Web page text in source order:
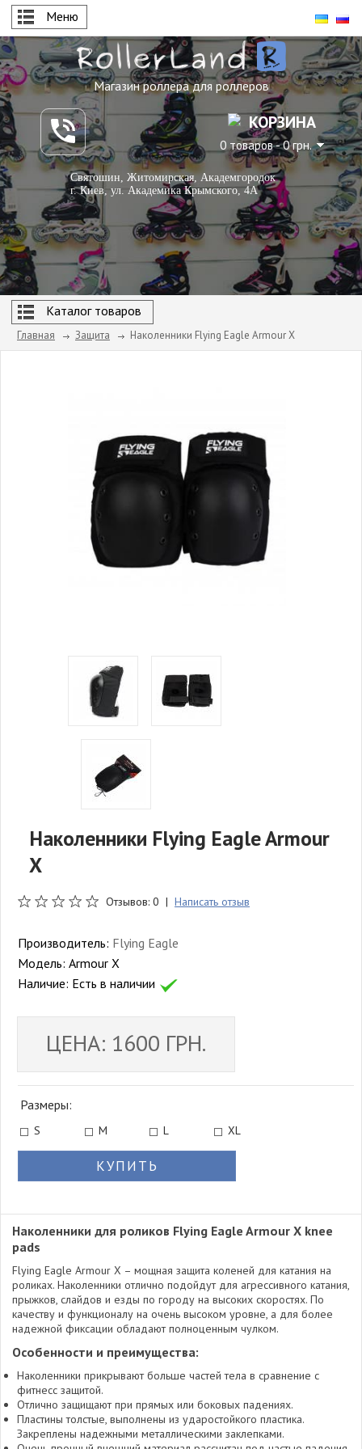
Меню
Магазин роллера для роллеров
КОРЗИНА
0 товаров - 0 грн.
Святошин, Житомирская, Академгородок
г. Киев, ул. Академика Крымского, 4А
Каталог товаров
Главная Защита Наколенники Flying Eagle Armour X
Наколенники Flying Eagle Armour
X
Отзывов: 0 | Написать отзыв
Производитель: Flying Eagle
Модель: Armour X
Наличие: Есть в наличии
ЦЕНА: 1600 ГРН.
Размеры:
S M L XL
КУПИТЬ
Наколенники для роликов Flying Eagle Armour X knee
pads
Flying Eagle Armour X – мощная защита коленей для катания на
роликах. Наколенники отлично подойдут для агрессивного катания,
прыжков, слайдов и езды по городу на высоких скоростях. По
качеству и функционалу на очень высоком уровне, а для более
надежной фиксации обладают полноценным чулком.
Особенности и преимущества:
Наколенники прикрывают больше частей тела в сравнение с
фитнесс защитой.
Отлично защищают при прямых или боковых падениях.
Пластины толстые, выполнены из ударостойкого пластика.
Закреплены надежными металлическими заклепками.